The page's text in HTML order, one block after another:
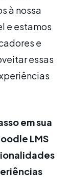
à nossa
e estamos
e
essas
em sua
LMS